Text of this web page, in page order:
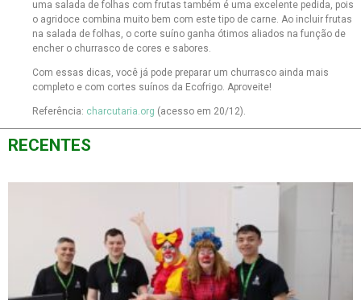
uma salada de folhas com frutas também é uma excelente pedida, pois
o agridoce combina muito bem com este tipo de carne. Ao incluir frutas
na salada de folhas, o corte suíno ganha ótimos aliados na função de
encher o churrasco de cores e sabores.
Com essas dicas, você já pode preparar um churrasco ainda mais
completo e com cortes suínos da Ecofrigo. Aproveite!
Referência: charcutaria.org (acesso em 20/12).
RECENTES